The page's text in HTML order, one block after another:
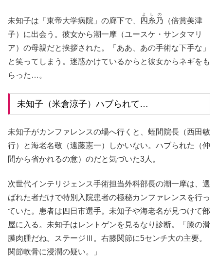
未知子は「東帝大学病院」の廊下で、 四糸乃
よしの
（倍賞美津
子）に出会う。彼女から潮一摩（ユースケ・サンタマリ
ア）の母親だと挨拶された。「ああ、あの手術な下手な」
と笑ってしまう。迷惑かけているからと彼女からネギをも
らった…。
未知子（米倉涼子）ハブられて…
未知子がカンファレンスの場へ行くと、蛭間院長（西田敏
行）と海老名敬（遠藤憲一）しかいない。ハブられた（仲
間から省かれるの意）のだと気づいた3人。
次世代インテリジェンス手術担当外科部長の潮一摩は、選
ばれた者だけで特別入院患者の極秘カンファレンスを行っ
ていた。患者は四日市選手。未知子や海老名が見つけて部
屋に入る。未知子はレントゲンを見るなり診断。「膝の滑
膜肉腫だね。ステージⅢ。右膝関節に5センチ大の主要。
関節軟骨に浸潤の疑い。」